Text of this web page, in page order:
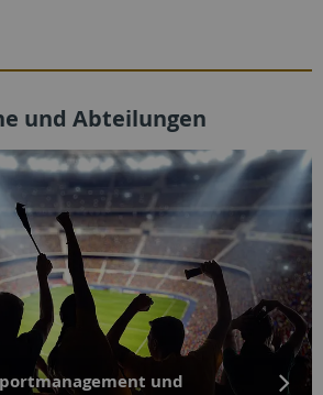
und Abteilungen
und